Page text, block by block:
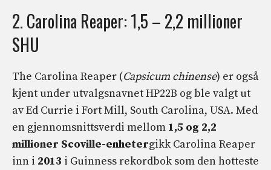
2. Carolina Reaper: 1,5 – 2,2 millioner
SHU
The Carolina Reaper (Capsicum chinense) er også
kjent under utvalgsnavnet HP22B og ble valgt ut
av Ed Currie i Fort Mill, South Carolina, USA. Med
en gjennomsnittsverdi mellom 1,5 og 2,2
millioner Scoville-enhetergikk Carolina Reaper
inn i 2013 i Guinness rekordbok som den hotteste